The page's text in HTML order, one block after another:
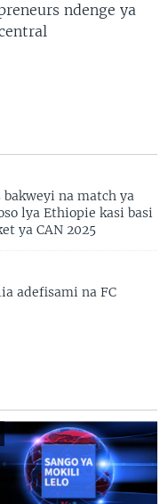
ndenge ya
bakweyi na match ya
lya Ethiopie kasi basi
ya CAN 2025
adefisami na FC